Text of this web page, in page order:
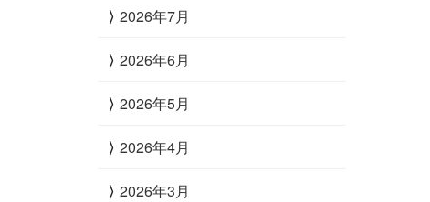
2026年7月
2026年6月
2026年5月
2026年4月
2026年3月